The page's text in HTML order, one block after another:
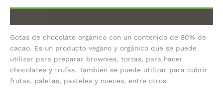
Gotas de chocolate orgánico con un contenido de 80% de
cacao. Es un producto vegano y orgánico que se puede
utilizar para preparar brownies, tortas, para hacer
chocolates y trufas. También se puede utilizar para cubrir
frutas, paletas, pasteles y nueces, entre otros.